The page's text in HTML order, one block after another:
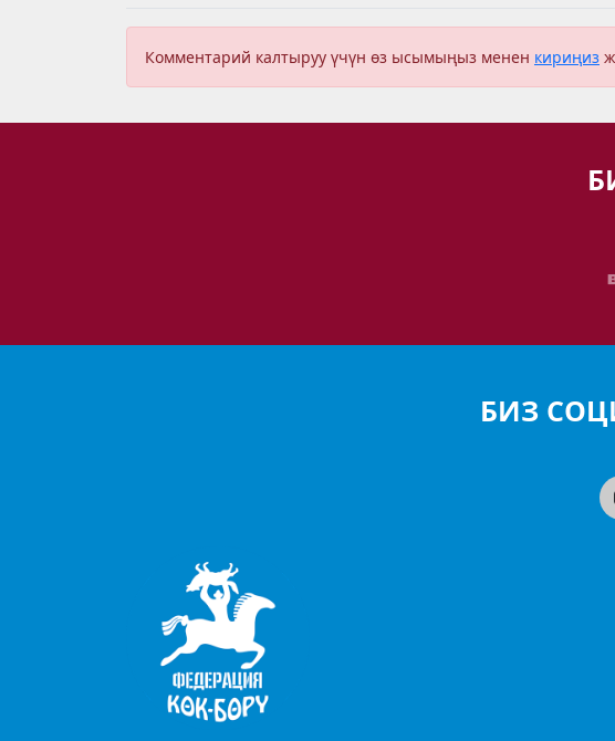
Комментарий калтыруу үчүн өз ысымыңыз менен кириңиз
БИЗ